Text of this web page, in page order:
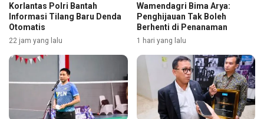
Korlantas Polri Bantah
Informasi Tilang Baru Denda
Otomatis
22 jam yang lalu
Wamendagri Bima Arya:
Penghijauan Tak Boleh
Berhenti di Penanaman
1 hari yang lalu